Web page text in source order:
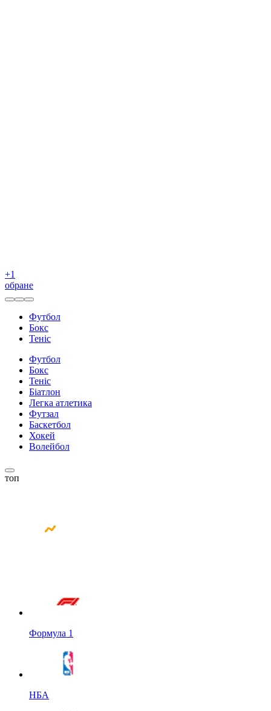
+1
обране
Футбол
Бокс
Теніс
Футбол
Бокс
Теніс
Біатлон
Легка атлетика
Футзал
Баскетбол
Хокей
Волейбол
топ
Формула 1
НБА